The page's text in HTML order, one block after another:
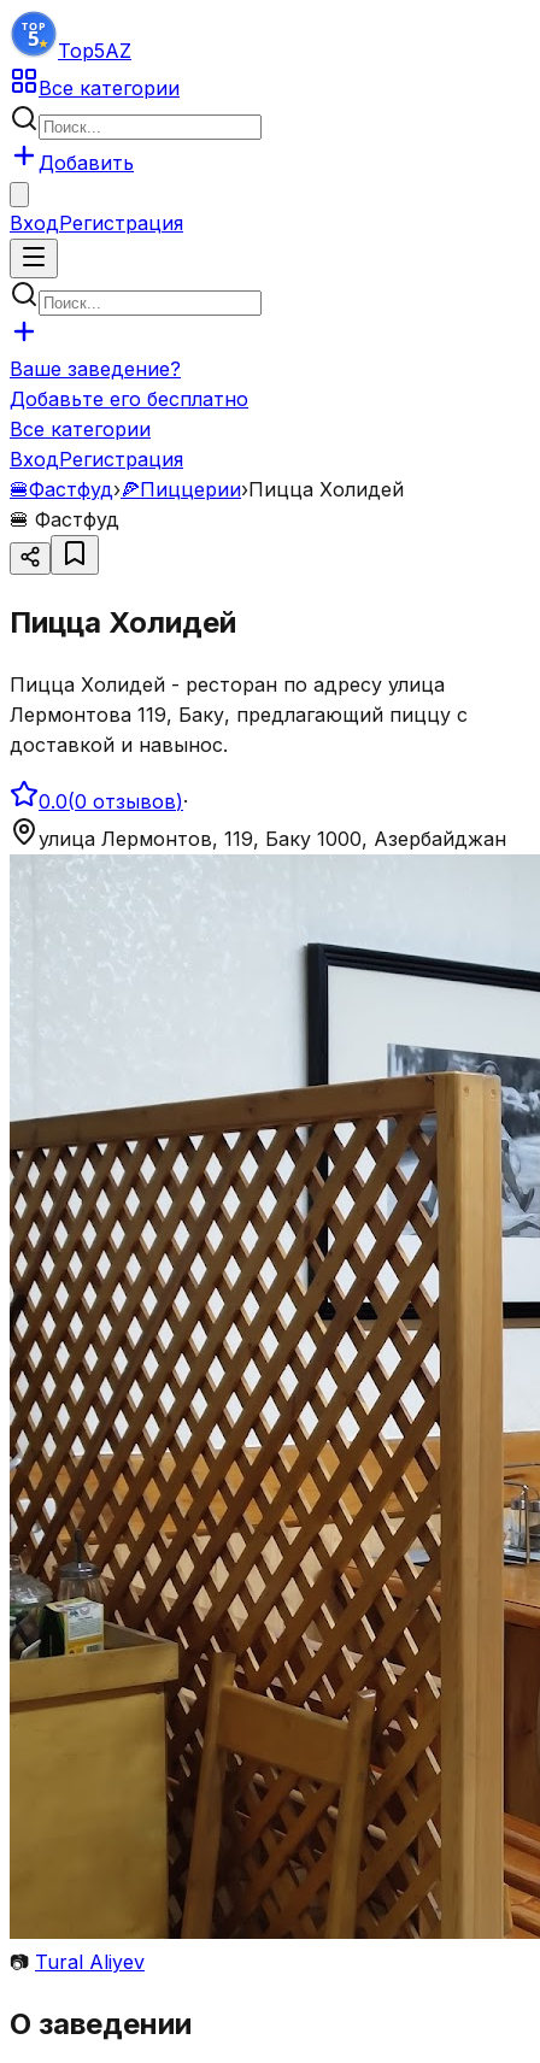
Top5AZ
Все категории
Добавить
ВходРегистрация
Ваше заведение?
Добавьте его бесплатно
Все категории
ВходРегистрация
🍔Фастфуд›🍕Пиццерии›Пицца Холидей
🍔 Фастфуд
Пицца Холидей
Пицца Холидей - ресторан по адресу улица
Лермонтова 119, Баку, предлагающий пиццу с
доставкой и навынос.
0.0(0 отзывов)·
улица Лермонтов, 119, Баку 1000, Азербайджан
📷 Tural Aliyev
О заведении